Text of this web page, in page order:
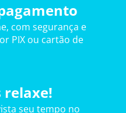
com segurança e
PIX ou cartão de
relaxe!
seu tempo no